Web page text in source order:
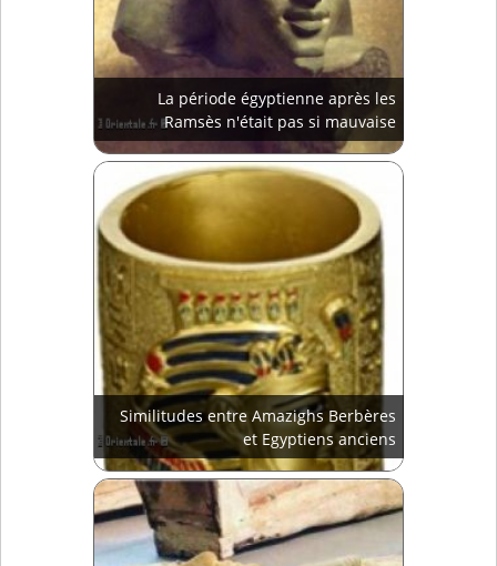
La période égyptienne après les
Ramsès n'était pas si mauvaise
Similitudes entre Amazighs Berbères
et Egyptiens anciens